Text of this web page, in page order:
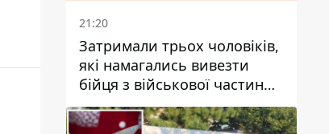
21:20
Затримали трьох чоловіків,
які намагались вивезти
бійця з військової частини
до Дніпра за 7 тисяч
доларів: серед них був лікар